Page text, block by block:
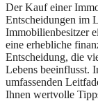
Der Kauf einer
Entscheidungen im
Immobilienbesitzer
eine erhebliche
Entscheidung, die
Lebens beeinflusst.
umfassenden
Ihnen wertvolle